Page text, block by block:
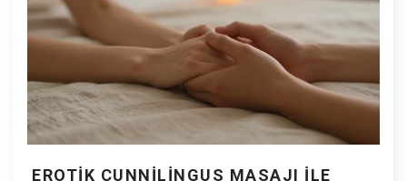
EROTIK CUNNILINGUS MASAJI ILE